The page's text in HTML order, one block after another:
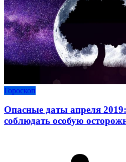
Гороскоп
Опасные даты апреля 2019:
соблюдать особую